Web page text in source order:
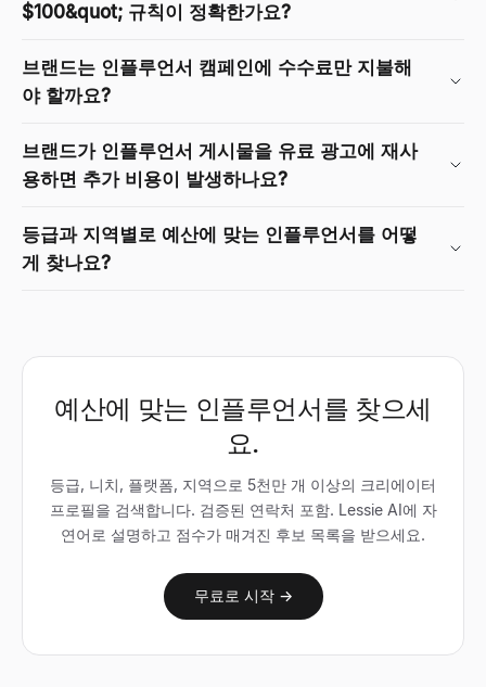
$100&quot; 규칙이 정확한가요?
브랜드는 인플루언서 캠페인에 수수료만 지불해
야 할까요?
브랜드가 인플루언서 게시물을 유료 광고에 재사
용하면 추가 비용이 발생하나요?
등급과 지역별로 예산에 맞는 인플루언서를 어떻
게 찾나요?
예산에 맞는 인플루언서를 찾으세
요.
등급, 니치, 플랫폼, 지역으로 5천만 개 이상의 크리에이터
프로필을 검색합니다. 검증된 연락처 포함. Lessie AI에 자
연어로 설명하고 점수가 매겨진 후보 목록을 받으세요.
무료로 시작 →